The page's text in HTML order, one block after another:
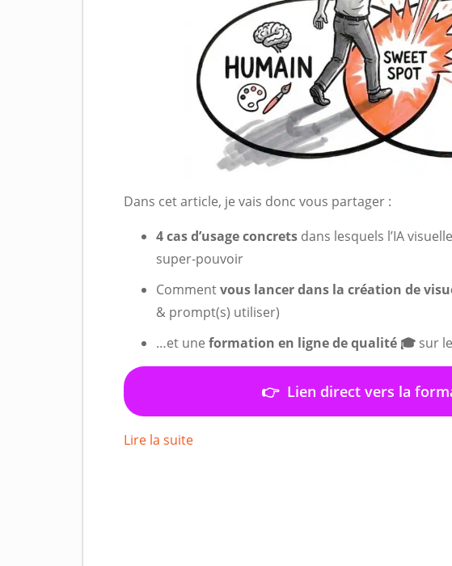
Dans cet article, je vais donc vous partager :
4 cas d’usage concrets dans lesquels l’IA
super-pouvoir
Commentvous lancer dans la création de
& prompt(s) utiliser)
…et une formation en ligne de qualité 🎓 sur
👉 Lien direct vers la
Lire la suite